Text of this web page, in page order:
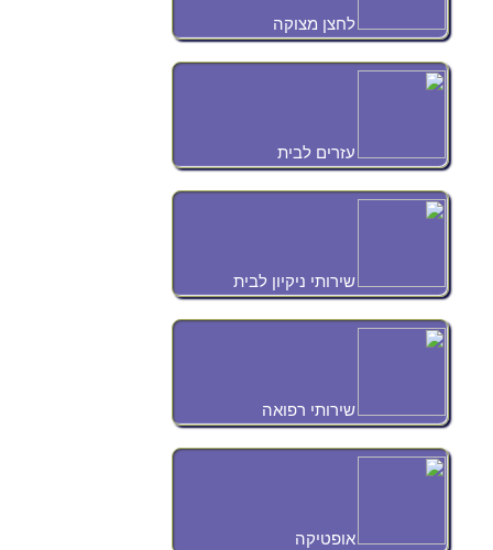
לחצן מצוקה
עזרים לבית
שירותי ניקיון לבית
שירותי רפואה
אופטיקה